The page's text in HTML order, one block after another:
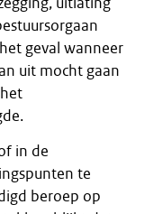
geval wanneer
uit mocht gaan
in de
te
beroep op